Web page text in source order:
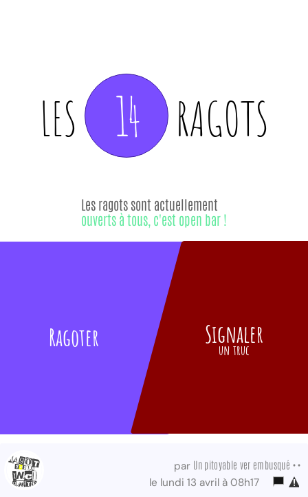
LES 14 RAGOTS
Ragoter
Les ragots sont actuellement
ouverts à tous, c'est open bar !
Signaler
un truc
par Un pitoyable ver embusqué ••
le lundi 13 avril à 08h17